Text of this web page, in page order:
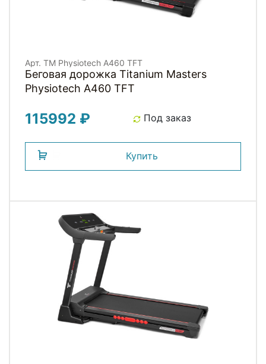
Арт. TM Physiotech A460 TFT
Беговая дорожка Titanium Masters
Physiotech A460 TFT
115992 ₽ Под заказ
Купить